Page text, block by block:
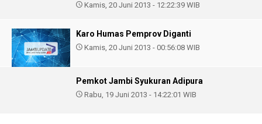
Kamis, 20 Juni 2013 - 12:22:39 WIB
Karo Humas Pemprov Diganti
Kamis, 20 Juni 2013 - 00:56:08 WIB
Pemkot Jambi Syukuran Adipura
Rabu, 19 Juni 2013 - 14:22:01 WIB